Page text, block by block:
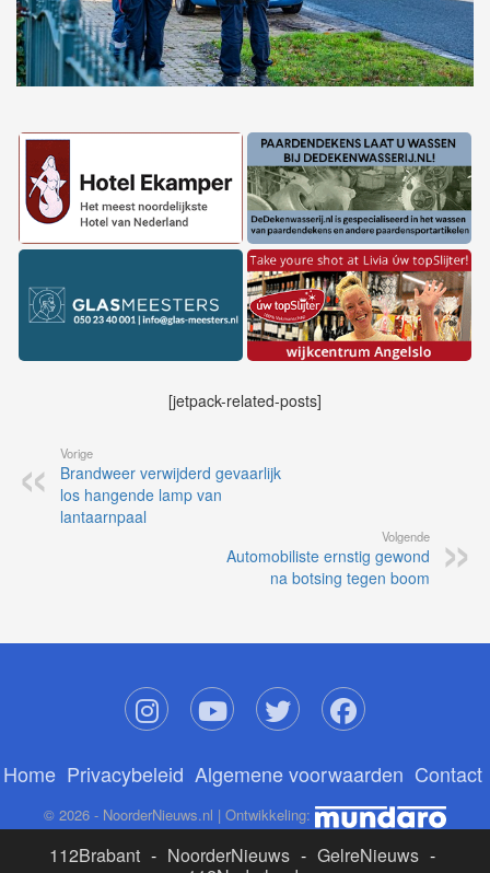
[jetpack-related-posts]
Vorige
Brandweer verwijderd gevaarlijk
los hangende lamp van
lantaarnpaal
Volgende
Automobiliste ernstig gewond
na botsing tegen boom
Home Privacybeleid Algemene voorwaarden Contact
© 2026 - NoorderNieuws.nl | Ontwikkeling:
112Brabant - NoorderNieuws - GelreNieuws -